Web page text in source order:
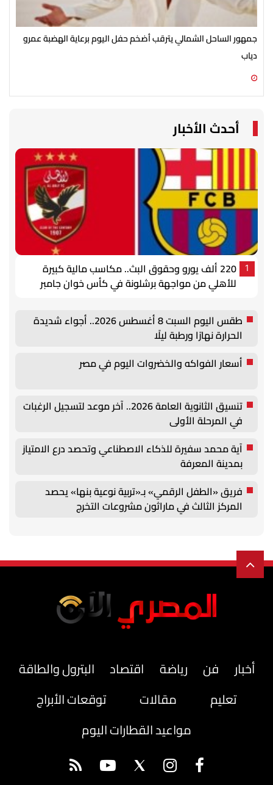
جمهور الساحل الشمالي يترقب أضخم حفل اليوم برعاية الهضبة عمرو
دياب
أحدث الأخبار
1
220 ألف يورو وحقوق البث.. مكاسب مالية كبيرة
للأهلي من مواجهة برشلونة في كأس خوان جامبر
طقس اليوم السبت 8 أغسطس 2026.. أجواء شديدة
الحرارة نهارًا ورطبة ليلًا
أسعار الفواكه والخضروات اليوم في مصر
تنسيق الثانوية العامة 2026.. آخر موعد لتسجيل الرغبات
في المرحلة الأولى
آية محمد سفيرة للذكاء الاصطناعي وتحصد درع الامتياز
بمدينة المعرفة
فريق «الطفل الرقمي» بـ«تربية نوعية بنها» يحصد
المركز الثالث في ماراثون مشروعات التخرج
أخبار فن رياضة اقتصاد
البترول والطاقة
تعليم
مقالات
توقعات الأبراج
مواعيد القطارات اليوم